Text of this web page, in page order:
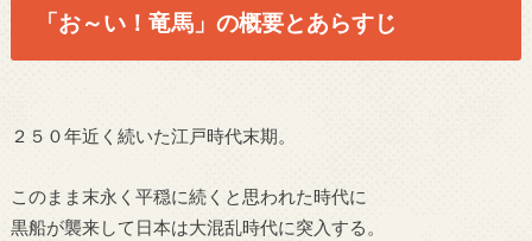
「お～い！竜馬」の概要とあらすじ
２５０年近く続いた江戸時代末期。
このまま末永く平穏に続くと思われた時代に
黒船が襲来して日本は大混乱時代に突入する。